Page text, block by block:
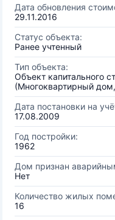
Дата обновления
29.11.2016
Статус объекта:
Ранее учтенный
Тип объекта:
Объект капитального
(Многоквартирный
Дата постановки на
17.08.2009
Год постройки:
1962
Дом признан
Нет
Количество жилых
16